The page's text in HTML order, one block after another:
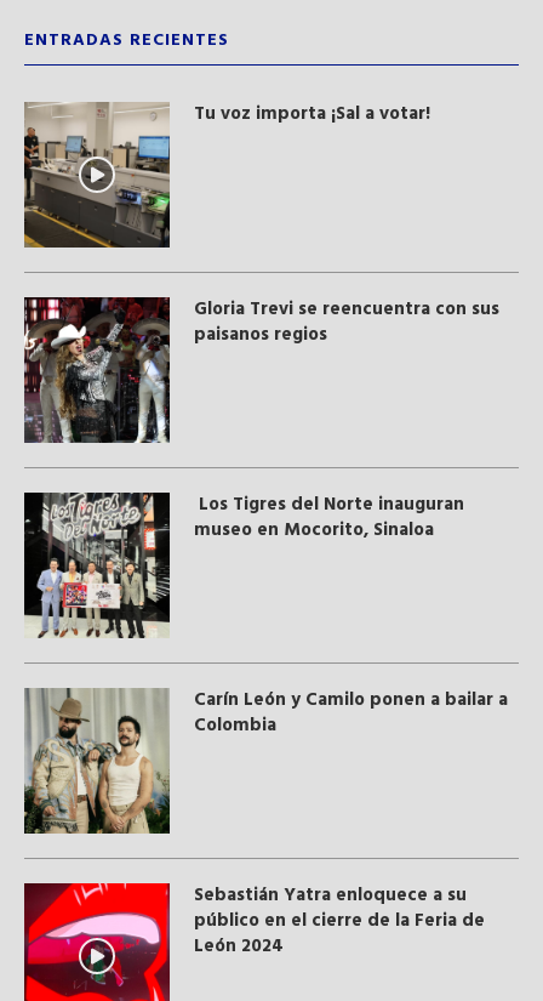
ENTRADAS RECIENTES
Tu voz importa ¡Sal a votar!
Gloria Trevi se reencuentra con sus
paisanos regios
Los Tigres del Norte inauguran
museo en Mocorito, Sinaloa
Carín León y Camilo ponen a bailar a
Colombia
Sebastián Yatra enloquece a su
público en el cierre de la Feria de
León 2024